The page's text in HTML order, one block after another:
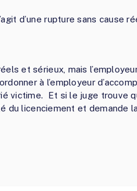
d’une rupture sans cause
et sérieux, mais
à l’employeur
victime. Et si le juge trouve
du licenciement et demande